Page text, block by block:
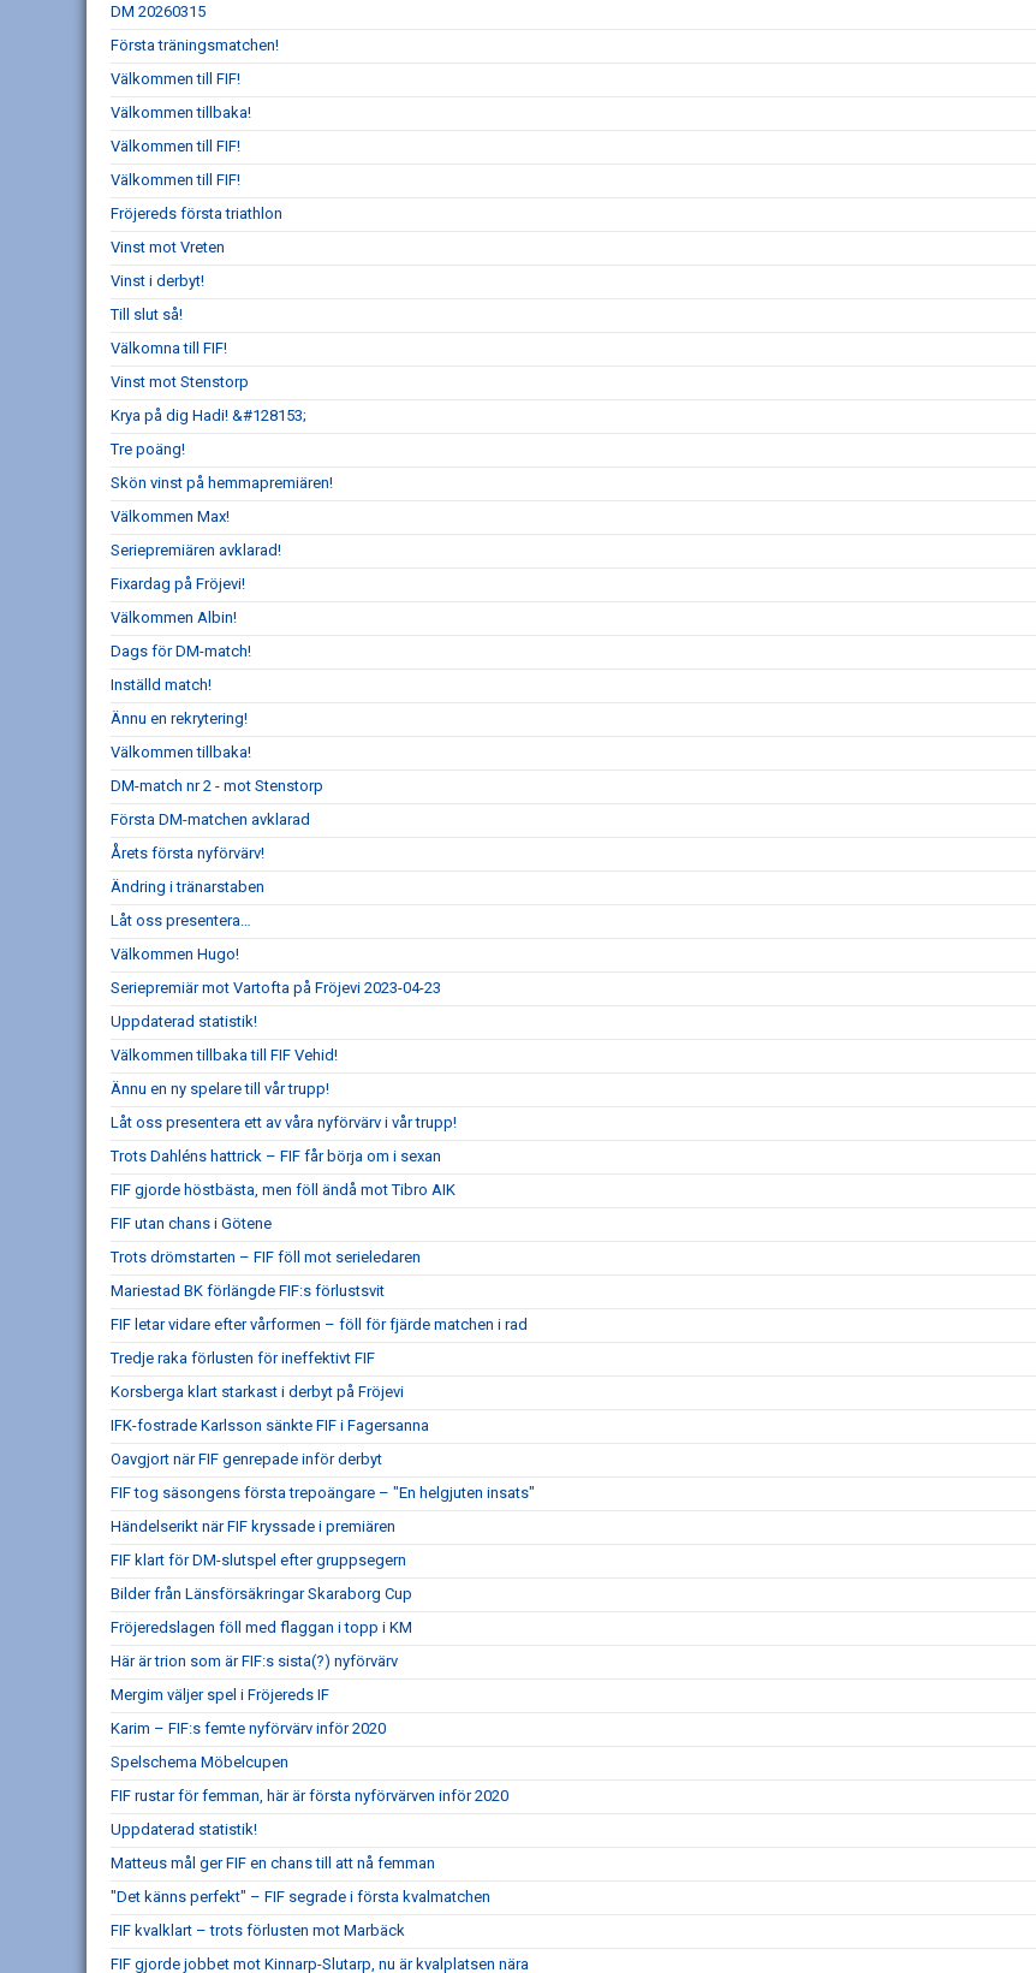
DM 20260315
Första träningsmatchen!
Välkommen till FIF!
Välkommen tillbaka!
Välkommen till FIF!
Välkommen till FIF!
Fröjereds första triathlon
Vinst mot Vreten
Vinst i derbyt!
Till slut så!
Välkomna till FIF!
Vinst mot Stenstorp
Krya på dig Hadi! &#128153;
Tre poäng!
Skön vinst på hemmapremiären!
Välkommen Max!
Seriepremiären avklarad!
Fixardag på Fröjevi!
Välkommen Albin!
Dags för DM-match!
Inställd match!
Ännu en rekrytering!
Välkommen tillbaka!
DM-match nr 2 - mot Stenstorp
Första DM-matchen avklarad
Årets första nyförvärv!
Ändring i tränarstaben
Låt oss presentera…
Välkommen Hugo!
Seriepremiär mot Vartofta på Fröjevi 2023-04-23
Uppdaterad statistik!
Välkommen tillbaka till FIF Vehid!
Ännu en ny spelare till vår trupp!
Låt oss presentera ett av våra nyförvärv i vår trupp!
Trots Dahléns hattrick – FIF får börja om i sexan
FIF gjorde höstbästa, men föll ändå mot Tibro AIK
FIF utan chans i Götene
Trots drömstarten – FIF föll mot serieledaren
Mariestad BK förlängde FIF:s förlustsvit
FIF letar vidare efter vårformen – föll för fjärde matchen i rad
Tredje raka förlusten för ineffektivt FIF
Korsberga klart starkast i derbyt på Fröjevi
IFK-fostrade Karlsson sänkte FIF i Fagersanna
Oavgjort när FIF genrepade inför derbyt
FIF tog säsongens första trepoängare – "En helgjuten insats"
Händelserikt när FIF kryssade i premiären
FIF klart för DM-slutspel efter gruppsegern
Bilder från Länsförsäkringar Skaraborg Cup
Fröjeredslagen föll med flaggan i topp i KM
Här är trion som är FIF:s sista(?) nyförvärv
Mergim väljer spel i Fröjereds IF
Karim – FIF:s femte nyförvärv inför 2020
Spelschema Möbelcupen
FIF rustar för femman, här är första nyförvärven inför 2020
Uppdaterad statistik!
Matteus mål ger FIF en chans till att nå femman
"Det känns perfekt" – FIF segrade i första kvalmatchen
FIF kvalklart – trots förlusten mot Marbäck
FIF gjorde jobbet mot Kinnarp-Slutarp, nu är kvalplatsen nära